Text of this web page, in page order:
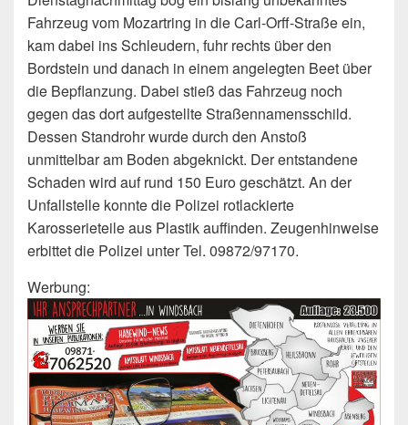
Fahrzeug vom Mozartring in die Carl-Orff-Straße ein,
kam dabei ins Schleudern, fuhr rechts über den
Bordstein und danach in einem angelegten Beet über
die Bepflanzung. Dabei stieß das Fahrzeug noch
gegen das dort aufgestellte Straßennamensschild.
Dessen Standrohr wurde durch den Anstoß
unmittelbar am Boden abgeknickt. Der entstandene
Schaden wird auf rund 150 Euro geschätzt. An der
Unfallstelle konnte die Polizei rotlackierte
Karosserieteile aus Plastik auffinden. Zeugenhinweise
erbittet die Polizei unter Tel. 09872/97170.
Werbung: